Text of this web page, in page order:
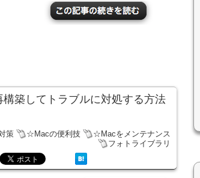
築してトラブルに対処する方法
策 ☆Macの便利技
☆Macをメンテナンス
フォトライブラリ